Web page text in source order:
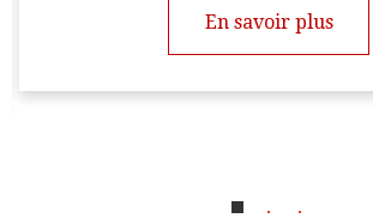
En savoir plus